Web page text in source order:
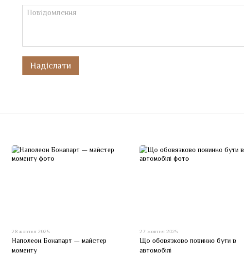
Надіслати
28 жовтня 2025
Наполеон Бонапарт — майстер
моменту
27 жовтня 2025
Що обовязково повинно бути в
автомобілі